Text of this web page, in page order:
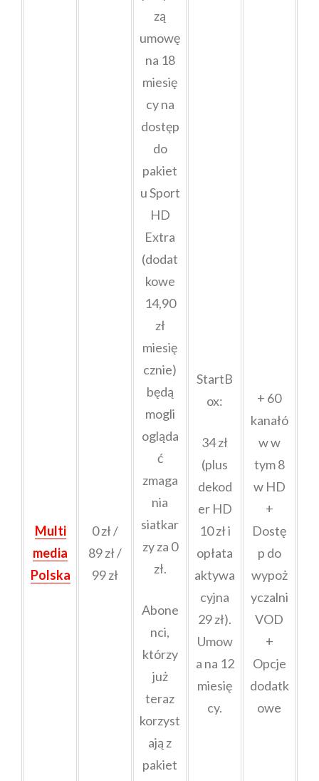
Multi
media
Polska
0 zł /
89 zł /
99 zł
zą
umowę
na 18
miesię
cy na
dostęp
do
pakiet
u Sport
HD
Extra
(dodat
kowe
14,90
zł
miesię
cznie)
będą
mogli
ogląda
ć
zmaga
nia
siatkar
zy za 0
zł.
Abone
nci,
którzy
już
teraz
korzyst
ają z
pakiet
StartB
ox:
34 zł
(plus
dekod
er HD
10 zł i
opłata
aktywa
cyjna
29 zł).
Umow
a na 12
miesię
cy.
+ 60
kanałó
w w
tym 8
w HD
+
Dostę
p do
wypoż
yczalni
VOD
+
Opcje
dodatk
owe